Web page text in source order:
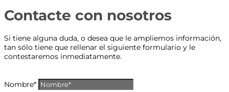
Contacte con nosotros
Si tiene alguna duda, o desea que le ampliemos información,
tan sólo tiene que rellenar el siguiente formulario y le
contestaremos inmediatamente.
Nombre*